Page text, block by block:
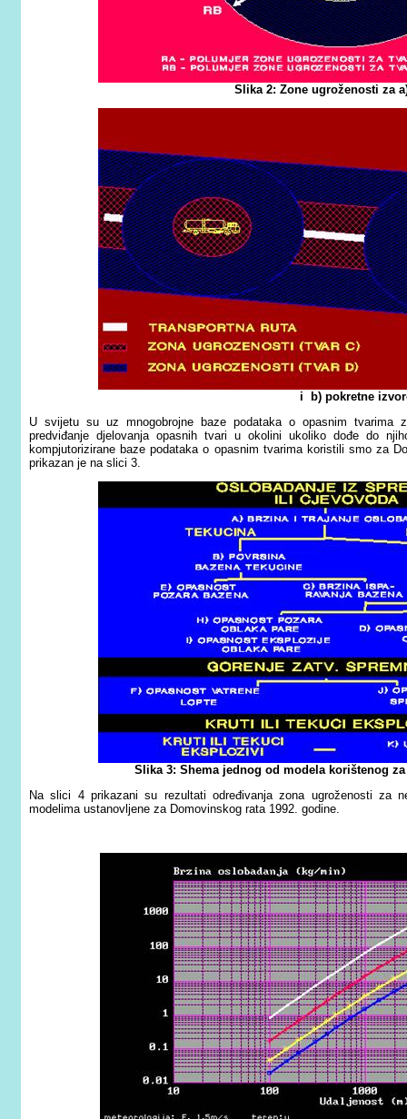
Slika 2: Zone ugroženosti za
i b) pokretne
U svijetu su uz mnogobrojne baze podataka o opasnim tvarima
predviđanje djelovanja opasnih tvari u okolini ukoliko dođe do
kompjutorizirane baze podataka o opasnim tvarima koristili smo za
prikazan je na slici 3.
Slika 3: Shema jednog od modela korištenog
Na slici 4 prikazani su rezultati određivanja zona ugroženosti za
modelima ustanovljene za Domovinskog rata 1992. godine.